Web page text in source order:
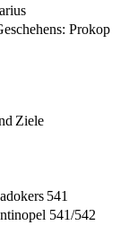
Prokop
Ziele
541
541/542